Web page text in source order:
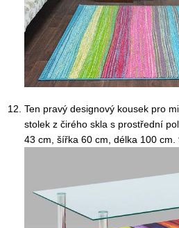
Ten pravý designový kousek pro
stolek z čirého skla s prostřední
43 cm, šířka 60 cm, délka 100 cm.